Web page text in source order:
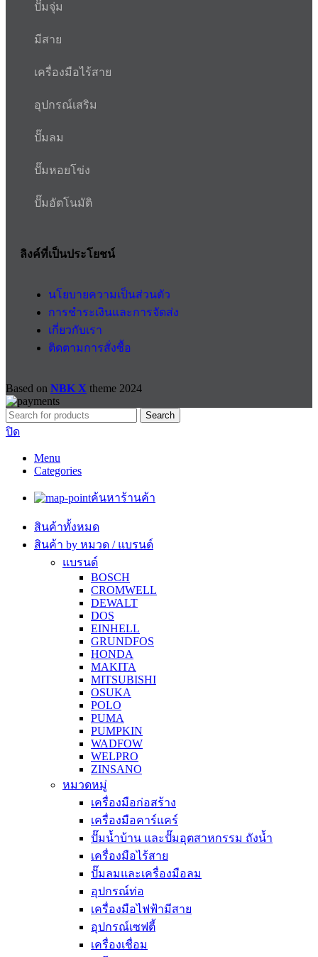
ปั๊มจุ่ม
มีสาย
เครื่องมือไร้สาย
อุปกรณ์เสริม
ปั๊มลม
ปั๊มหอยโข่ง
ปั๊มอัตโนมัติ
ลิงค์ที่เป็นประโยชน์
นโยบายความเป็นส่วนตัว
การชำระเงินและการจัดส่ง
เกี่ยวกับเรา
ติดตามการสั่งซื้อ
Based on NBK X theme 2024
Search
ปิด
Menu
Categories
ค้นหาร้านค้า
สินค้าทั้งหมด
สินค้า by หมวด / แบรนด์
แบรนด์
BOSCH
CROMWELL
DEWALT
DOS
EINHELL
GRUNDFOS
HONDA
MAKITA
MITSUBISHI
OSUKA
POLO
PUMA
PUMPKIN
WADFOW
WELPRO
ZINSANO
หมวดหมู่
เครื่องมือก่อสร้าง
เครื่องมือคาร์แคร์
ปั๊มน้ำบ้าน และปั๊มอุตสาหกรรม ถังน้ำ
เครื่องมือไร้สาย
ปั๊มลมและเครื่องมือลม
อุปกรณ์ท่อ
เครื่องมือไฟฟ้ามีสาย
อุปกรณ์เซฟตี้
เครื่องเชื่อม